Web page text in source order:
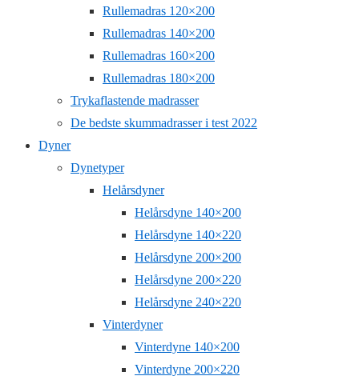
Rullemadras 120×200
Rullemadras 140×200
Rullemadras 160×200
Rullemadras 180×200
Trykaflastende madrasser
De bedste skummadrasser i test 2022
Dyner
Dynetyper
Helårsdyner
Helårsdyne 140×200
Helårsdyne 140×220
Helårsdyne 200×200
Helårsdyne 200×220
Helårsdyne 240×220
Vinterdyner
Vinterdyne 140×200
Vinterdyne 200×220